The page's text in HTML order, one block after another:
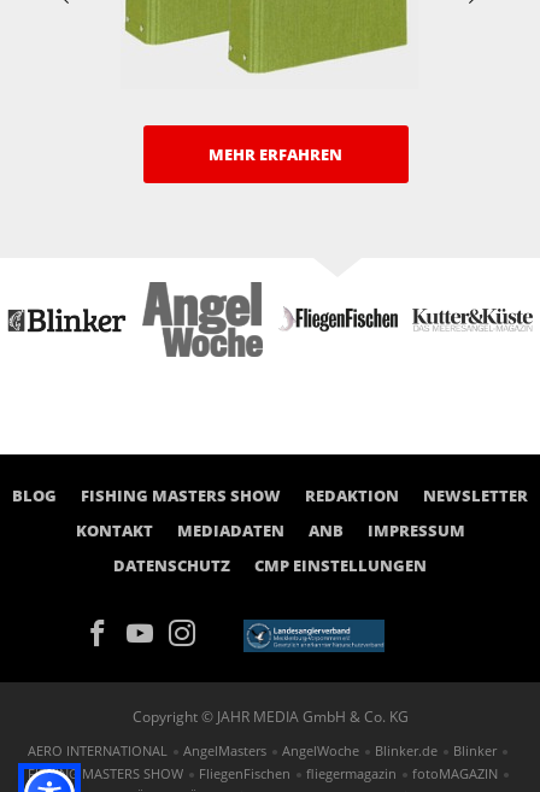
MEHR ERFAHREN
BLOG FISHING MASTERS SHOW REDAKTION
NEWSLETTER
KONTAKT
MEDIADATEN ANB
IMPRESSUM
DATENSCHUTZ
CMP EINSTELLUNGEN
Copyright © JAHR MEDIA GmbH & Co. KG
AERO INTERNATIONAL AngelMasters AngelWoche Blinker.de
Blinker
FISHING MASTERS SHOW
FliegenFischen fliegermagazin
fotoMAGAZIN